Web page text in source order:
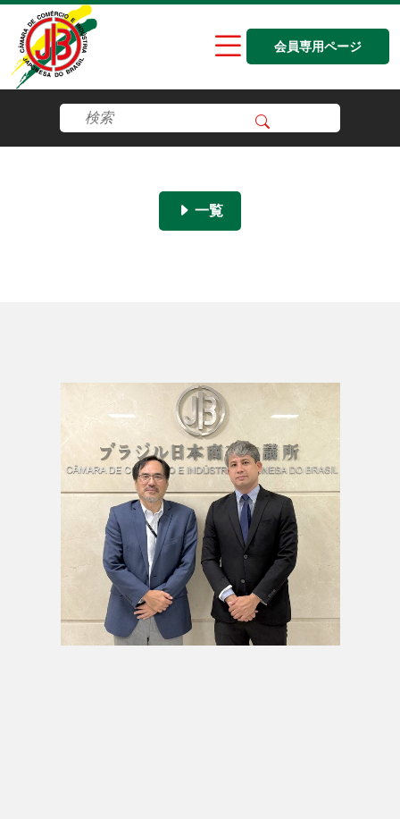
会員専用ページ
一覧